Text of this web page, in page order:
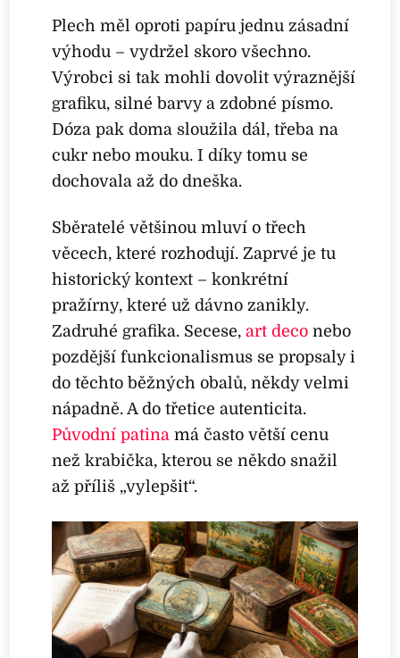
Plech měl oproti papíru jednu zásadní
výhodu – vydržel skoro všechno.
Výrobci si tak mohli dovolit výraznější
grafiku, silné barvy a zdobné písmo.
Dóza pak doma sloužila dál, třeba na
cukr nebo mouku. I díky tomu se
dochovala až do dneška.
Sběratelé většinou mluví o třech
věcech, které rozhodují. Zaprvé je tu
historický kontext – konkrétní
pražírny, které už dávno zanikly.
Zadruhé grafika. Secese,art deco nebo
pozdější funkcionalismus se propsaly i
do těchto běžných obalů, někdy velmi
nápadně. A do třetice autenticita.
Původní patina má často větší cenu
než krabička, kterou se někdo snažil
až příliš „vylepšit“.